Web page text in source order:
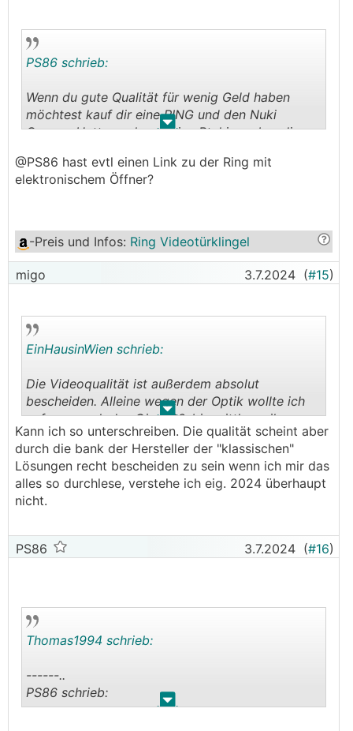
. .
PS86 schrieb:
Wenn du gute Qualität für wenig Geld haben
möchtest kauf dir eine RING und den Nuki
Opener. Hatte auch mal eine Btchino, aber diese
Frechheit was die kostet..! Habe jetzt die Ring
mit elektronischem Öffner und Nuki ansteuerung,
empfehlen!
@PS86 hast evtl einen Link zu der Ring mit
elektronischem Öffner?
-Preis und Infos: Ring Videotürklingel
migo 3.7.2024 (#15)
. .
EinHausinWien schrieb:
Die Videoqualität ist außerdem absolut
bescheiden. Alleine wegen der Optik wollte ich
anfangs auch das Gira 106, bin mittlerweile
allerdings komplett davon abgekommen. Der von
Gira aufgerufene Preis ist wirklich eine Frechheit.
Kann ich so unterschreiben. Die qualität scheint aber
durch die bank der Hersteller der "klassischen"
Lösungen recht bescheiden zu sein wenn ich mir das
alles so durchlese, verstehe ich eig. 2024 überhaupt
nicht.
PS86 3.7.2024 (#16)
. .
Thomas1994 schrieb:
------..
PS86 schrieb: